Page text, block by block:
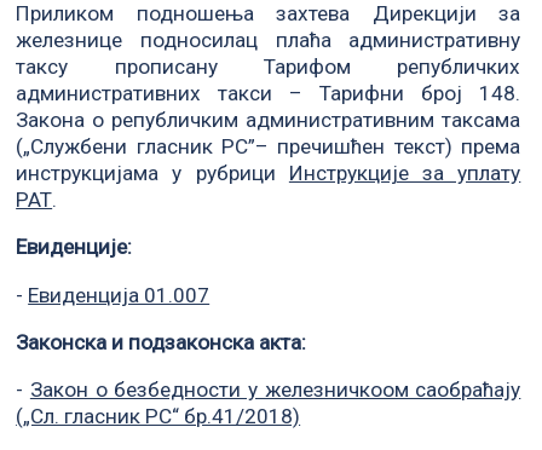
Приликом подношења захтева Дирекцији за
железнице подносилац плаћа административну
таксу прописану Тарифом републичких
административних такси – Тарифни број 148.
Закона о републичким административним таксама
(„Службени гласник РС”– пречишћен текст) према
инструкцијама у рубрици Инструкције за уплату
РАТ.
Евиденције:
- Евиденција 01.007
Законска и подзаконска акта:
- Закон о безбедности у железничкоом саобраћају
(„Сл. гласник РС“ бр.41/2018)